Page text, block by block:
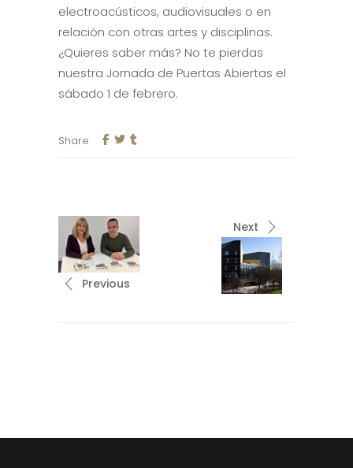
electroacústicos, audiovisuales o en
relación con otras artes y disciplinas.
¿Quieres saber más? No te pierdas
nuestra Jornada de Puertas Abiertas el
sábado 1 de febrero.
Share
Previous
Next